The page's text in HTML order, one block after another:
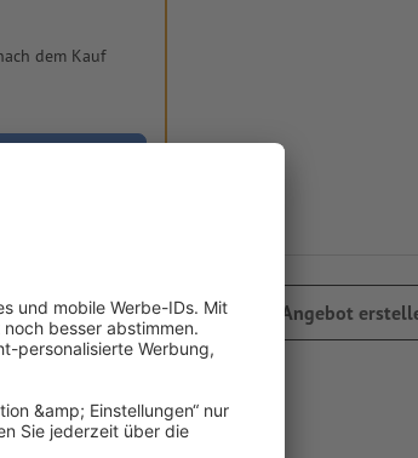
dem Kauf
netto
€ 53,63
inkl. 20% MwSt.
€ 64,36 Angebot